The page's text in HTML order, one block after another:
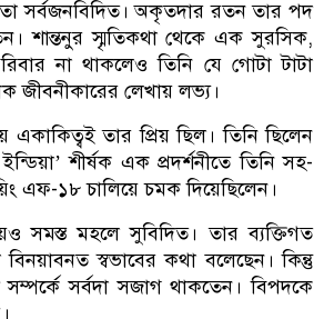
সর্বজনবিদিত। অকৃতদার রতন তার পদ
শান্তনুর স্মৃতিকথা থেকে এক সুরসিক,
না থাকলেও তিনি যে গোটা টাটা
জীবনীকারের লেখায় লভ্য।
তার প্রিয় ছিল। তিনি ছিলেন
শীর্ষক এক প্রদর্শনীতে তিনি সহ-
এফ-১৮ চালিয়ে চমক দিয়েছিলেন।
সমস্ত মহলে সুবিদিত। তার ব্যক্তিগত
স্বভাবের কথা বলেছেন। কিন্তু
সর্বদা সজাগ থাকতেন। বিপদকে